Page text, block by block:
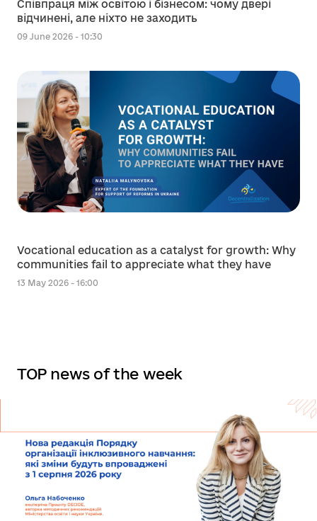
Співпраця між освітою і бізнесом: чому двері
відчинені, але ніхто не заходить
09 June 2026 - 10:30
Vocational education as a catalyst for growth: Why
communities fail to appreciate what they have
13 May 2026 - 16:00
TOP news of the week